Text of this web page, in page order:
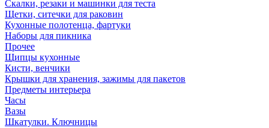
Скалки, резаки и машинки для теста
Щетки, ситечки для раковин
Кухонные полотенца, фартуки
Наборы для пикника
Прочее
Щипцы кухонные
Кисти, венчики
Крышки для хранения, зажимы для пакетов
Предметы интерьера
Часы
Вазы
Шкатулки. Ключницы